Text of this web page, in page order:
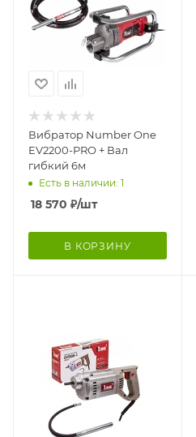
Вибратор Number One
EV2200-PRO + Вал
гибкий 6м
Есть в наличии: 1
18 570 ₽/шт
В КОРЗИНУ